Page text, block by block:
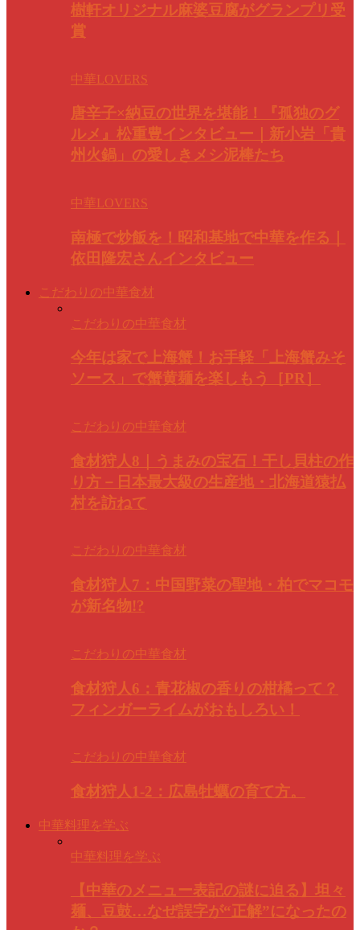
樹軒オリジナル麻婆豆腐がグランプリ受
賞
中華LOVERS
唐辛子×納豆の世界を堪能！『孤独のグ
ルメ』松重豊インタビュー｜新小岩「貴
州火鍋」の愛しきメシ泥棒たち
中華LOVERS
南極で炒飯を！昭和基地で中華を作る｜
依田隆宏さんインタビュー
こだわりの中華食材
こだわりの中華食材
今年は家で上海蟹！お手軽「上海蟹みそ
ソース」で蟹黄麺を楽しもう［PR］
こだわりの中華食材
食材狩人8｜うまみの宝石！干し貝柱の作
り方－日本最大級の生産地・北海道猿払
村を訪ねて
こだわりの中華食材
食材狩人7：中国野菜の聖地・柏でマコモ
が新名物!?
こだわりの中華食材
食材狩人6：青花椒の香りの柑橘って？
フィンガーライムがおもしろい！
こだわりの中華食材
食材狩人1-2：広島牡蠣の育て方。
中華料理を学ぶ
中華料理を学ぶ
【中華のメニュー表記の謎に迫る】坦々
麺、豆鼓…なぜ誤字が“正解”になったの